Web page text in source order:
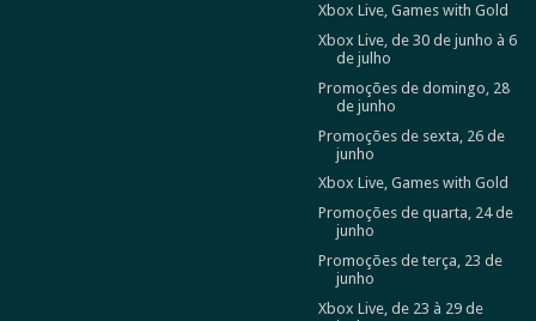
Xbox Live, Games with Gold
Xbox Live, de 30 de junho à 6
de julho
Promoções de domingo, 28
de junho
Promoções de sexta, 26 de
junho
Xbox Live, Games with Gold
Promoções de quarta, 24 de
junho
Promoções de terça, 23 de
junho
Xbox Live, de 23 à 29 de